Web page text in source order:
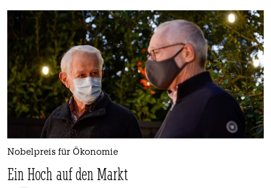
Nobelpreis für Ökonomie
Ein Hoch auf den Markt